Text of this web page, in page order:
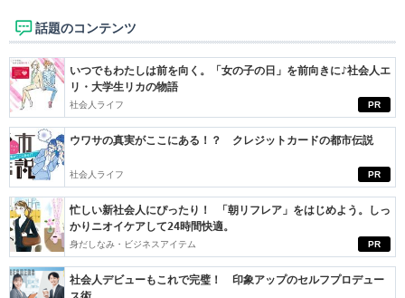
話題のコンテンツ
PR
いつでもわたしは前を向く。「女の子の日」を前向きに♪社会人エ
リ・大学生リカの物語
社会人ライフ
PR
ウワサの真実がここにある！？ クレジットカードの都市伝説
社会人ライフ
PR
忙しい新社会人にぴったり！ 「朝リフレア」をはじめよう。しっ
かりニオイケアして24時間快適。
身だしなみ・ビジネスアイテム
社会人デビューもこれで完璧！ 印象アップのセルフプロデュー